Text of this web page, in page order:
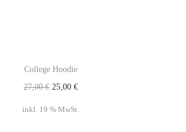
College Hoodie
27,00€ 25,00 €
inkl. 19 % MwSt.